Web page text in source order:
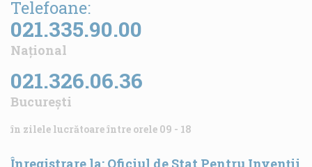
Telefoane:
021.335.90.00
Național
021.326.06.36
București
în zilele lucrătoare între orele 09 - 18
Înregistrare la: Oficiul de Stat Pentru Invenții